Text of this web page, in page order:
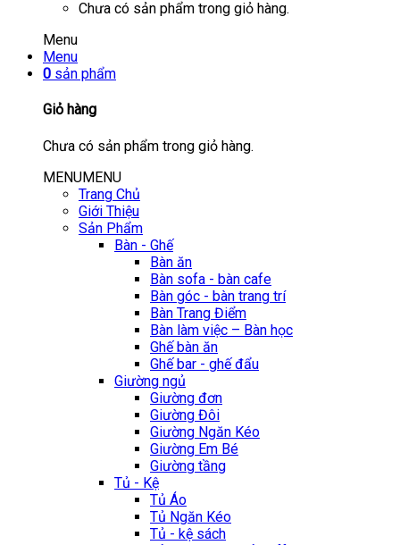
Chưa có sản phẩm trong giỏ hàng.
Menu
Menu
0 sản phẩm
Giỏ hàng
Chưa có sản phẩm trong giỏ hàng.
MENUMENU
Trang Chủ
Giới Thiệu
Sản Phẩm
Bàn - Ghế
Bàn ăn
Bàn sofa - bàn cafe
Bàn góc - bàn trang trí
Bàn Trang Điểm
Bàn làm việc – Bàn học
Ghế bàn ăn
Ghế bar - ghế đẩu
Giường ngủ
Giường đơn
Giường Đôi
Giường Ngăn Kéo
Giường Em Bé
Giường tầng
Tủ - Kệ
Tủ Áo
Tủ Ngăn Kéo
Tủ - kệ sách